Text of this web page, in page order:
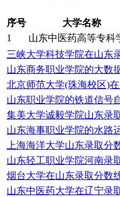
序号 大学名称
1
山东中医药高等专科
三峡大学科技学院在山东
山东商务职业学院的大数
北京师范大学(珠海校区)
山东职业学院的铁道信号
集美大学诚毅学院山东录
山东海事职业学院的水路
上海海洋大学山东录取分
山东轻工职业学院河南录
烟台大学在山东录取分数
山东中医药大学在辽宁录